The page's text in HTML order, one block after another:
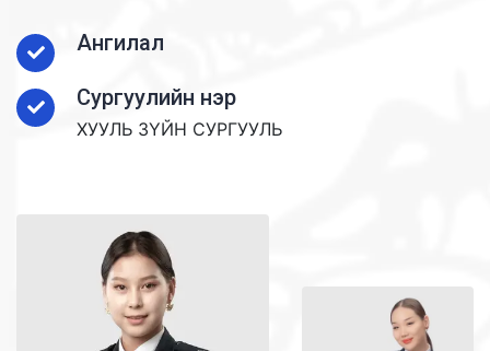
Ангилал
Сургуулийн нэр
ХУУЛЬ ЗҮЙН СУРГУУЛЬ